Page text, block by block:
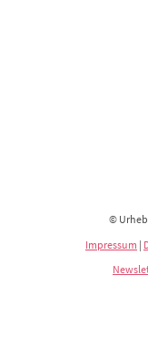
©
Impressum |